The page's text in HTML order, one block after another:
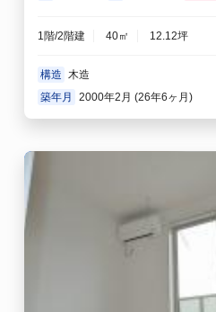
1階/2階建 40㎡ 12.12坪
構造 木造
築年月
2000年2月 (26年6ヶ月)